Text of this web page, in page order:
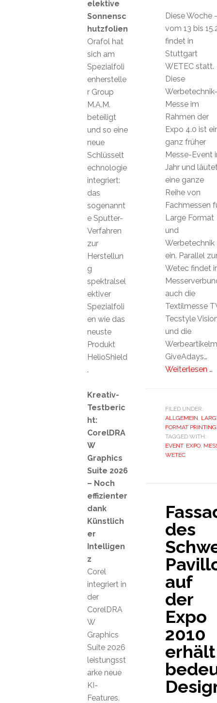
Diese Woche
vom 13 bis
findet in
Stuttgart
WETEC statt.
Diese
Werbetechnik-
Messe im
Rahmen der
Expo 4.0 ist
ganz früher
Messe-Event
Jahr und
eine ganze
Reihe von
Fachmessen
Large Format
und
Werbetechnik
ein. Parallel
Wetec findet
auch die
Textilmesse
Tecstyle
und die
GiveAdays…
Weiterlesen …
FILED UNDER:
ALLGEMEIN,
FORMAT PRINTING
TAGGED WITH:
EVENT, EXPO,
WETEC
des
auf
der
Expo
2010
erhält
elektive
Sonnensc
hutzfolien
Orafol hat
sich am
Spezialfoli
enherstelle
r Group
M.A.M.
beteiligt
und so eine
neue
Schlüsselt
echnologie
integriert:
das
sogenannt
e Sputter-
Verfahren
zur
Herstellun
g
spektralsel
ektiver
Spezialfoli
en wie das
neuste
Produkt
HelioShield
.
Kreativ-
Testberic
ht:
CorelDRA
W
Graphics
Suite 2026
– Noch
effizienter
dank
Künstlich
er
Intelligen
z
Corel
integriert in
der
CorelDRA
W
Graphics
Suite 2026
leistungsst
arke neue
KI-
Features.